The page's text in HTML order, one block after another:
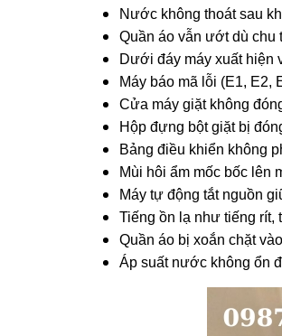
Nước không thoát sau
Quần áo vẫn ướt dù chu
Dưới đáy máy xuất hiện
Máy báo mã lỗi (E1, E2,
Cửa máy giặt không
Hộp đựng bột giặt bị
Bảng điều khiển không
Mùi hôi ẩm mốc bốc lên
Máy tự động tắt nguồn
Tiếng ồn lạ như tiếng rít,
Quần áo bị xoắn chặt
Áp suất nước không ổn